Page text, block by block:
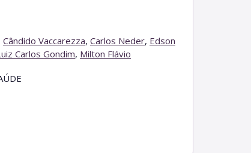
Cândido Vaccarezza, Carlos Neder, Edson
Carlos Gondim, Milton Flávio